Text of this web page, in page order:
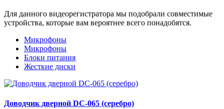
Для данного видеорегистратора мы подобрали совместимые
устройства, которые вам вероятнее всего понадобятся.
Микрофоны
Микрофоны
Блоки питания
Жесткие диски
Доводчик дверной DC-065 (серебро)